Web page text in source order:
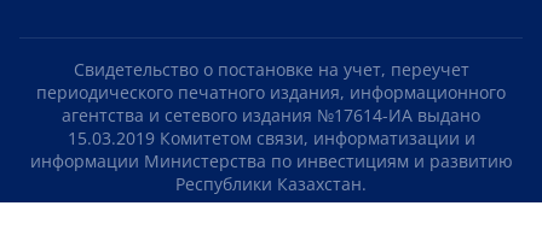
Свидетельство о постановке на учет, переучет
периодического печатного издания, информационного
агентства и сетевого издания №17614-ИА выдано
15.03.2019 Комитетом связи, информатизации и
информации Министерства по инвестициям и развитию
Республики Казахстан.